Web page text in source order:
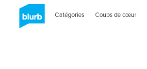
Catégories Coups de cœur